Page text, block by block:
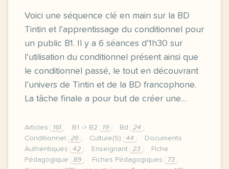
Voici une séquence clé en main sur la BD
Tintin et l’apprentissage du conditionnel pour
un public B1. Il y a 6 séances d’1h30 sur
l’utilisation du conditionnel présent ainsi que
le conditionnel passé, le tout en découvrant
l’univers de Tintin et de la BD francophone.
La tâche finale a pour but de créer une…
Articles 161 B1 -> B2 19 Bd
24
Conditionnel
26 Culture(S) 44
Documents
Authentiques
42 Enseignant 23
Fiche
Pédagogique
89 Fiches Pédagogiques
73